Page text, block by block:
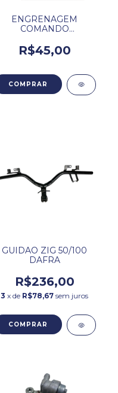
ENGRENAGEM
COMANDO
JET/PHOENIX/TRAXX
49CC.
R$45,00
GUIDAO ZIG 50/100
DAFRA
R$236,00
3 x de R$78,67 sem juros